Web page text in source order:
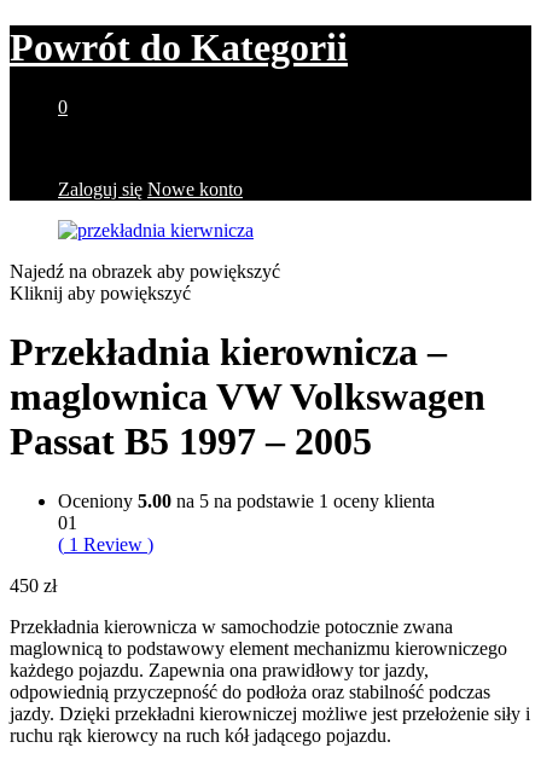
Powrót do Kategorii
0
Zaloguj się Nowe konto
Najedź na obrazek aby powiększyć
Kliknij aby powiększyć
Przekładnia kierownicza –
maglownica VW Volkswagen
Passat B5 1997 – 2005
Oceniony 5.00 na 5 na podstawie 1 oceny klienta
01
( 1 Review )
450 zł
Przekładnia kierownicza w samochodzie potocznie zwana
maglownicą to podstawowy element mechanizmu kierowniczego
każdego pojazdu. Zapewnia ona prawidłowy tor jazdy,
odpowiednią przyczepność do podłoża oraz stabilność podczas
jazdy. Dzięki przekładni kierowniczej możliwe jest przełożenie siły i
ruchu rąk kierowcy na ruch kół jadącego pojazdu.